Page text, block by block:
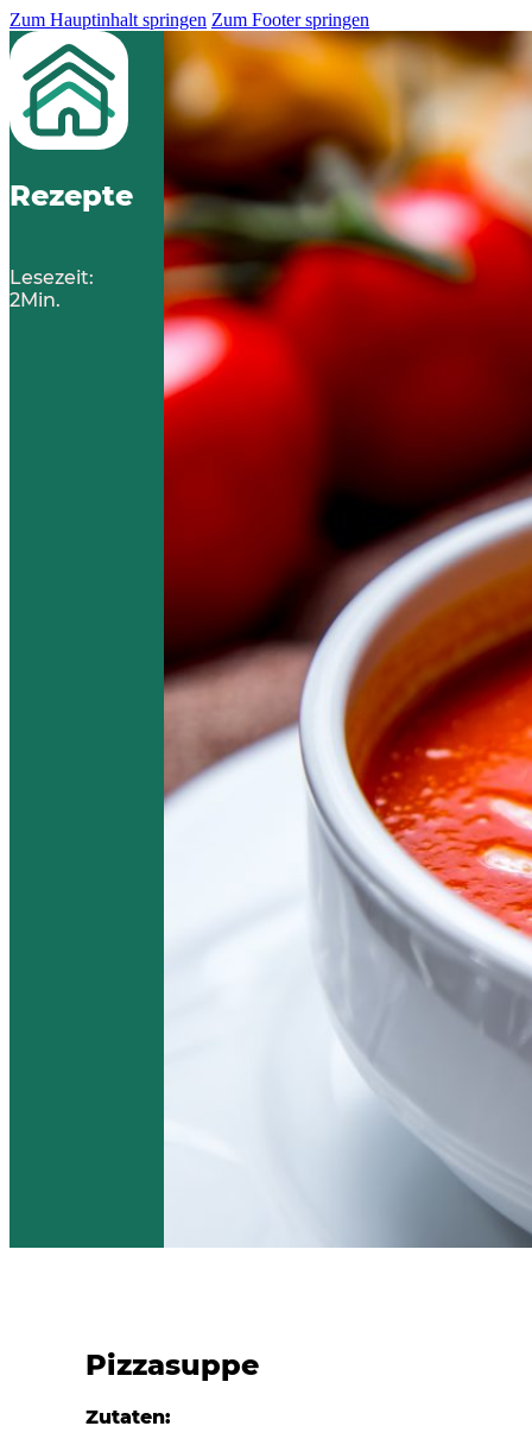
Zum Hauptinhalt springen Zum Footer springen
Rezepte
Lesezeit:
2Min.
Pizzasuppe
Zutaten: